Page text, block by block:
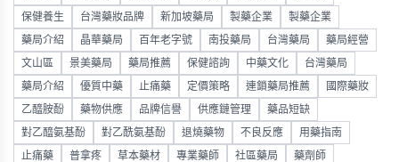
保健養生 台灣藥妝品牌 新加坡藥局 製藥企業 製藥企業
藥局介紹 晶華藥局 百年老字號 南投藥局 台灣藥局 藥局經營
文山區 景美藥局 藥局推薦 保健諮詢 中藥文化 台灣藥局
藥局介紹 優質中藥 止痛藥 定價策略 連鎖藥局推薦 國際藥妝
乙醯胺酚 藥物供應 品牌信譽 供應鏈管理 藥品短缺
對乙醯氨基酚 對乙酰氨基酚 退燒藥物 不良反應 用藥指南
止痛藥 普拿疼 草本藥材 專業藥師 社區藥局 藥劑師